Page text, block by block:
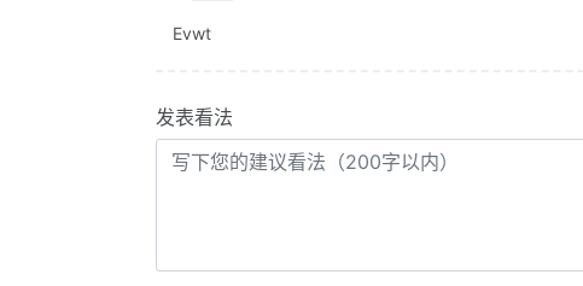
Evwt
发表看法